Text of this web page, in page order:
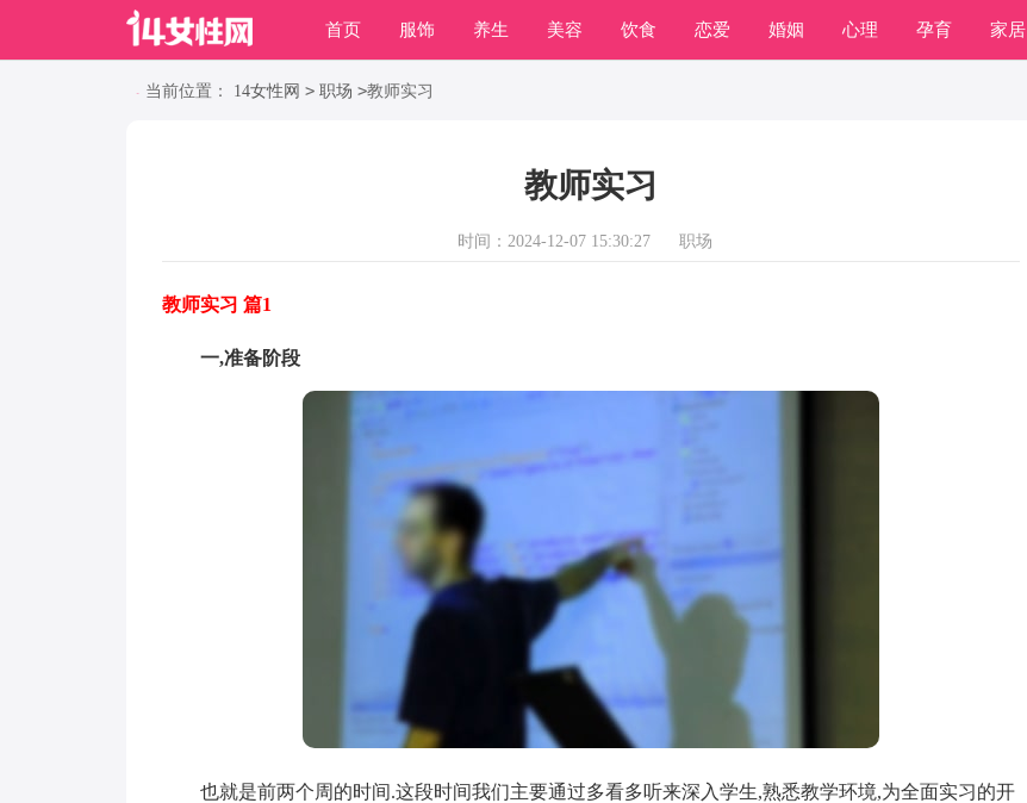
首页 服饰 养生 美容 饮食 恋爱 婚姻 心理 孕育 家居
职场 动物
当前位置： 14女性网 > 职场 >教师实习
教师实习
时间：2024-12-07 15:30:27 职场
教师实习 篇1
一,准备阶段
也就是前两个周的时间.这段时间我们主要通过多看多听来深入学生,熟悉教学环境,为全面实习的开